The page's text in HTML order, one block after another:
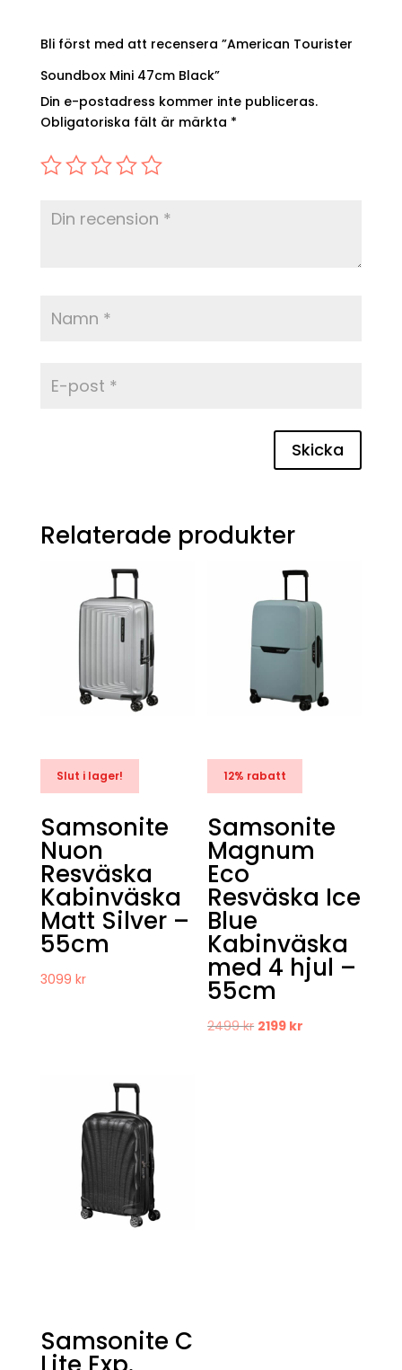
Bli först med att recensera ”American Tourister
Soundbox Mini 47cm Black”
Din e-postadress kommer inte publiceras.
Obligatoriska fält är märkta *
Skicka
Relaterade produkter
Slut i lager!
Samsonite
Nuon
Resväska
Kabinväska
Matt Silver –
55cm
3099 kr
12% rabatt
Samsonite
Magnum
Eco
Resväska Ice
Blue
Kabinväska
med 4 hjul –
55cm
2499kr Det
2199 kr
Samsonite C